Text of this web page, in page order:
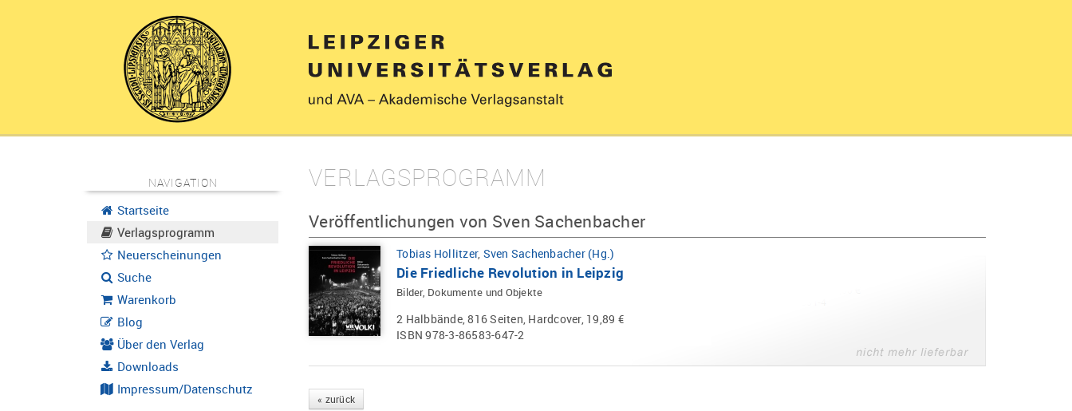
NAVIGATION
Startseite
Verlagsprogramm
Neuerscheinungen
Suche
Warenkorb
Blog
Über den Verlag
Downloads
Impressum/Datenschutz
VERLAGSPROGRAMM
Veröffentlichungen von Sven Sachenbacher
Tobias Hollitzer, Sven Sachenbacher (Hg.)
Die Friedliche Revolution in Leipzig
Bilder, Dokumente und Objekte
2 Halbbände, 816 Seiten, Hardcover, 19,89 €
ISBN 978-3-86583-647-2
« zurück